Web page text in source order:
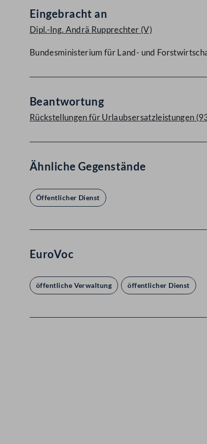
Eingebracht an
Dipl.-Ing. Andrä Rupprechter (V)
Bundesministerium für Land- und
Beantwortung
Rückstellungen für Urlaubsersatzleistungen
Ähnliche Gegenstände
Öffentlicher Dienst
EuroVoc
öffentliche Verwaltung öffentlicher Dienst